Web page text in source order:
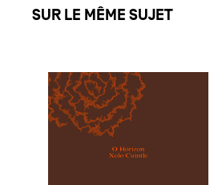
SUR LE MÊME SUJET